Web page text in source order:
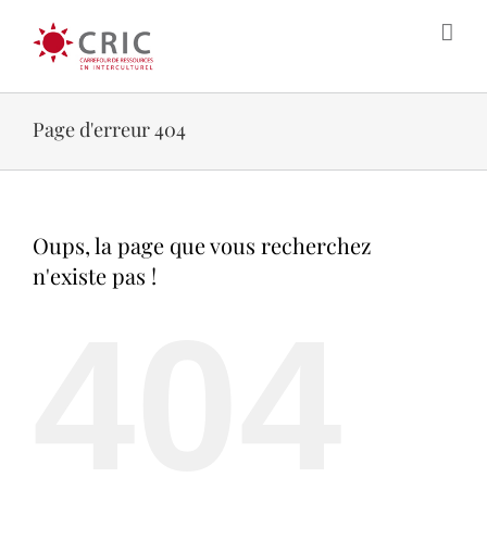
content
Page d'erreur 404
Oups, la page que vous recherchez
n'existe pas !